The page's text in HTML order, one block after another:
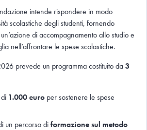
intende rispondere in modo
scolastiche degli studenti, fornendo
di accompagnamento allo studio e
nell’affrontare le spese scolastiche.
prevede un programma costituito da3
1.000 euro per sostenere le spese
un percorso diformazione sul metodo